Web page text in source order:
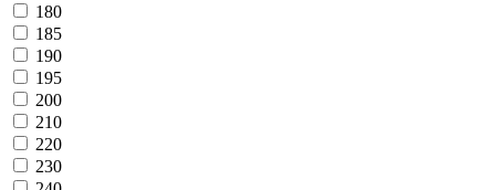
180
185
190
195
200
210
220
230